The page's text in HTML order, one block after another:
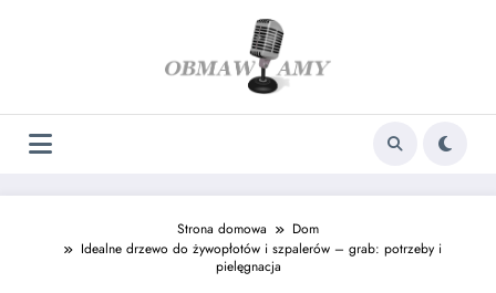
Strona domowa
Dom
Idealne drzewo do żywopłotów i szpalerów – grab: potrzeby i
pielęgnacja